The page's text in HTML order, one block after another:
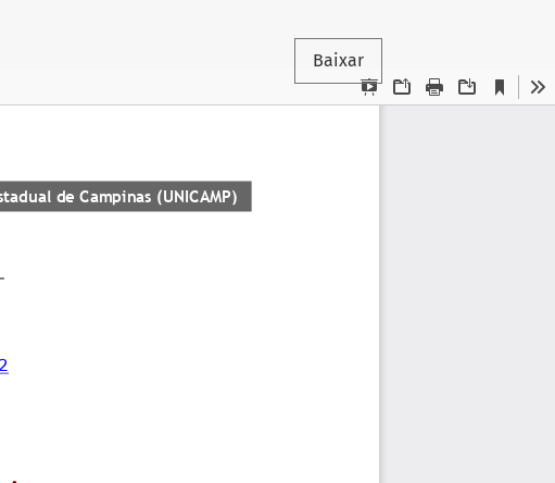
Baixar